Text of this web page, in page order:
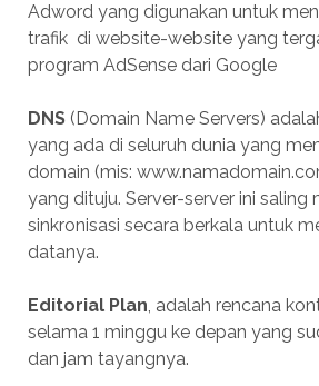
Adword yang digunakan untuk
trafik di website-website yang
program AdSense dari Google
DNS(Domain Name Servers)
yang ada di seluruh dunia yang
domain (mis:
yang dituju. Server-server ini saling
sinkronisasi secara berkala untuk
datanya.
Editorial Plan, adalah rencana
selama 1 minggu ke depan yang
dan jam tayangnya.